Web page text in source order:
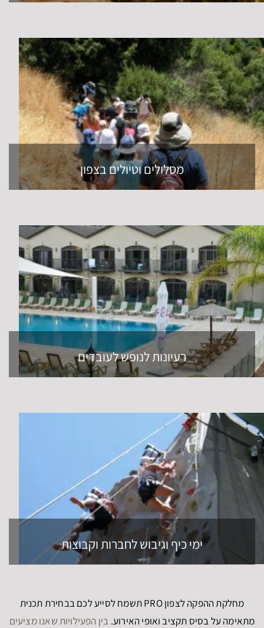
מסלולים וטיולים בצפון
רעיונות לנופש לעובדים
ימי כיף וגיבוש לחברות וקבוצות
מחלקת ההפקה לצפון PRO תשמח לסייע לכם בבחירת תכנית
מתאימה על בסיס תקציב ואופי האירוע. בין הפעילויות שאנו מציעים